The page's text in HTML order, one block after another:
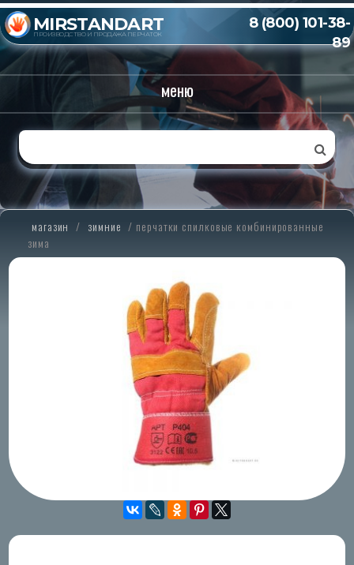
MIRSTANDART
ПРОИЗВОДСТВО И ПРОДАЖА ПЕРЧАТОК
8 (800) 101-38-
89
меню
магазин / зимние / перчатки спилковые комбинированные
зима